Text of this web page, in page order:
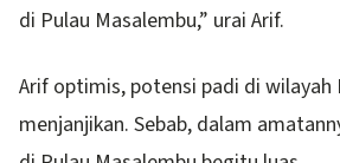
di Pulau Masalembu,” urai Arif.
Arif optimis, potensi padi di wilayah
menjanjikan. Sebab, dalam